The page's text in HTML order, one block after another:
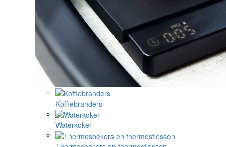
Koffiebranders
Waterkoker